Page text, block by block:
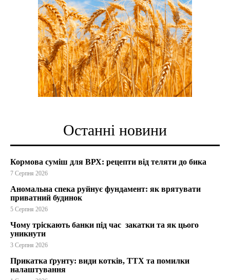
Останні новини
Кормова суміш для ВРХ: рецепти від теляти до бика
7 Серпня 2026
Аномальна спека руйнує фундамент: як врятувати
приватний будинок
5 Серпня 2026
Чому тріскають банки під час закатки та як цього
уникнути
3 Серпня 2026
Прикатка ґрунту: види котків, ТТХ та помилки
налаштування